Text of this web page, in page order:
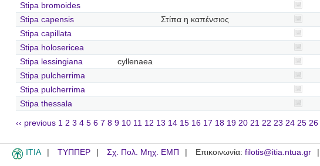
Stipa bromoides
Stipa capensis
Στίπα η καπένσιος
Stipa capillata
Stipa holosericea
Stipa lessingiana
cyllenaea
Stipa pulcherrima
Stipa pulcherrima
Stipa thessala
‹‹ previous 1 2 3 4 5 6 7 8 9 10 11 12 13 14 15 16 17 18 19 20 21 22 23 24 25 26
ITIA ΤΥΠΠΕΡ Σχ. Πολ. Μηχ. ΕΜΠ Επικοινωνία: filotis@itia.ntua.gr